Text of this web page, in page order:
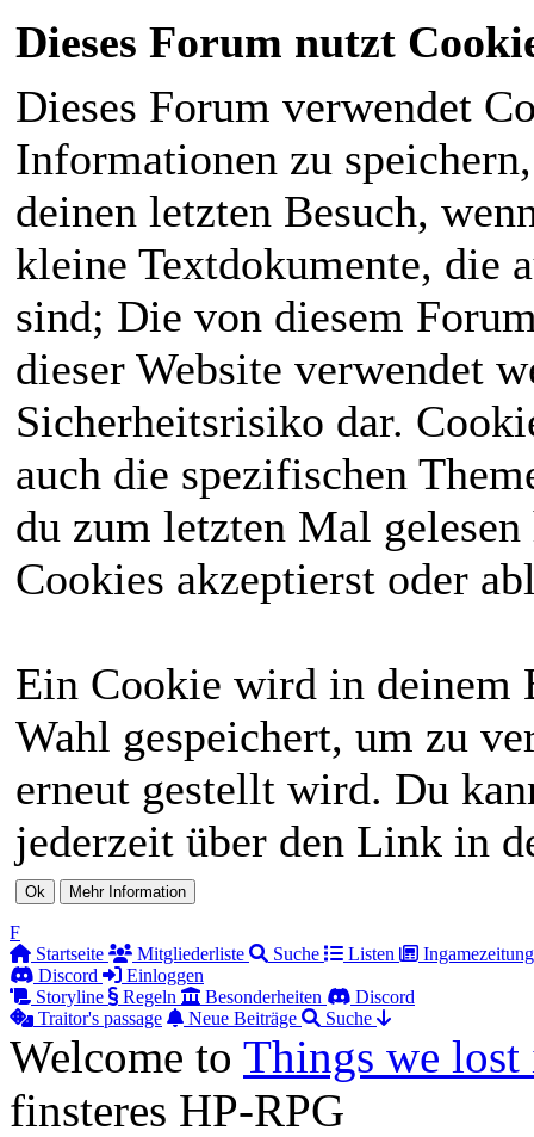
Dieses Forum nutzt
Dieses Forum verwendet
Informationen zu
deinen letzten Besuch,
kleine Textdokumente, die
sind; Die von diesem
dieser Website verwendet
Sicherheitsrisiko dar.
auch die spezifischen
du zum letzten Mal
Cookies akzeptierst oder
Ein Cookie wird in deinem
Wahl gespeichert, um zu
erneut gestellt wird. Du
jederzeit über den Link in
F
Startseite
Mitgliederliste Suche Listen
Ingamezeitung
Discord
Einloggen
Storyline
Regeln Besonderheiten
Discord
Traitor's passage
Neue Beiträge Suche
Welcome to Things we
finsteres HP-RPG